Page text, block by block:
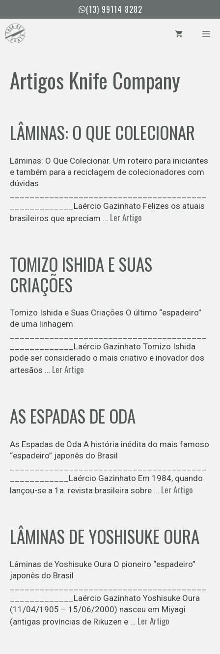
para
conteúdo
(13) 99114 8282
Artigos Knife Company
LÂMINAS: O QUE COLECIONAR
Lâminas: O Que Colecionar. Um roteiro para iniciantes
e também para a reciclagem de colecionadores com
dúvidas
_____________Laércio Gazinhato Felizes os atuais
brasileiros que apreciam … Ler Artigo
TOMIZO ISHIDA E SUAS
CRIAÇÕES
Tomizo Ishida e Suas Criações O último “espadeiro”
de uma linhagem
_____________Laércio Gazinhato Tomizo Ishida
pode ser considerado o mais criativo e inovador dos
artesãos … Ler Artigo
AS ESPADAS DE ODA
As Espadas de Oda A história inédita do mais famoso
“espadeiro” japonês do Brasil
____________Laércio Gazinhato Em 1984, quando
lançou-se a 1a. revista brasileira sobre … Ler Artigo
LÂMINAS DE YOSHISUKE OURA
Lâminas de Yoshisuke Oura O pioneiro “espadeiro”
japonês do Brasil
_____________Laércio Gazinhato Yoshisuke Oura
(11/04/1905 – 15/06/2000) nasceu em Miyagi
(antigas províncias de Rikuzen e … Ler Artigo